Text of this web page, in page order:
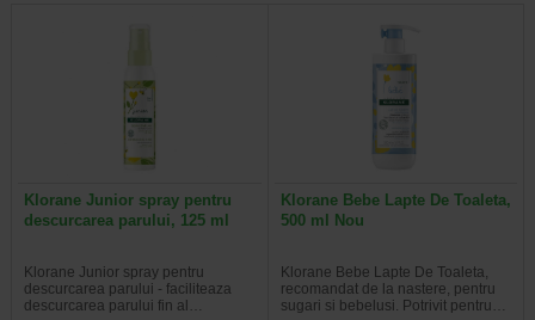
Klorane Junior spray pentru
descurcarea parului, 125 ml
Klorane Junior spray pentru
descurcarea parului - faciliteaza
descurcarea parului fin al…
Klorane Bebe Lapte De Toaleta,
500 ml Nou
Klorane Bebe Lapte De Toaleta,
recomandat de la nastere, pentru
sugari si bebelusi. Potrivit pentru…